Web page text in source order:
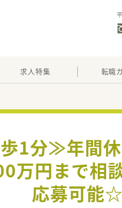
求人特集 転職
1分≫年間
万円まで
応募可能☆